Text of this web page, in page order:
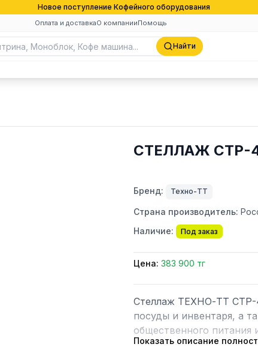
Новое поступление Кофейного оборудования
Оплата и доставкаО компанииПомощь
Найти
СТЕЛЛАЖ СТР-
Бренд: Техно-ТТ
Страна производитель:
Наличие:
Под заказ
Цена: 383 900 тг
Стеллаж ТЕХНО-ТТ СТР-
посуды и инвентаря, а
общественного питания
Показать описание